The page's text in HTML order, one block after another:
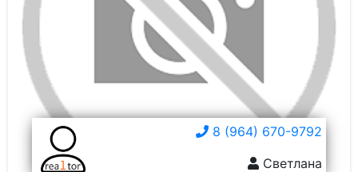
8 (964) 670-9792
Светлана